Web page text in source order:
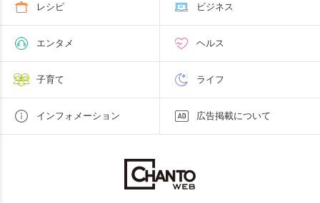
レシピ ビジネス
エンタメ ヘルス
子育て ライフ
インフォメーション 広告掲載について